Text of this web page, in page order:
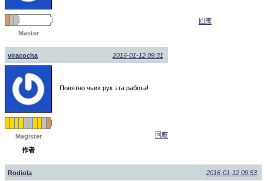
Master
回應
viracocha 2016-01-12 09:31
Magister
作者
Понятно чьих рук эта работа!
回應
Rodiola 2016-01-12 09:53